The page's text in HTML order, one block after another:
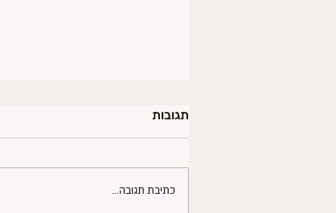
תגובות
כתיבת תגובה...